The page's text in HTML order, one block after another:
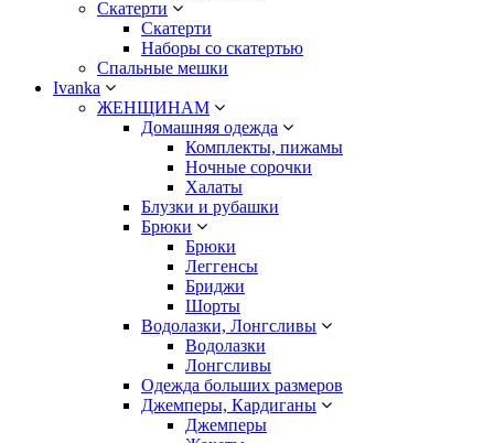
Скатерти
Скатерти
Наборы со скатертью
Спальные мешки
Ivanka
ЖЕНЩИНАМ
Домашняя одежда
Комплекты, пижамы
Ночные сорочки
Халаты
Блузки и рубашки
Брюки
Брюки
Леггенсы
Бриджи
Шорты
Водолазки, Лонгсливы
Водолазки
Лонгсливы
Одежда больших размеров
Джемперы, Кардиганы
Джемперы